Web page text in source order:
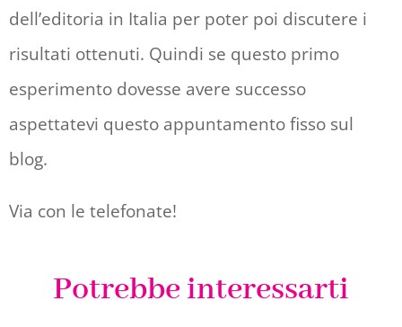
dell’editoria in Italia per poter poi discutere i
risultati ottenuti. Quindi se questo primo
esperimento dovesse avere successo
aspettatevi questo appuntamento fisso sul
blog.
Via con le telefonate!
Potrebbe interessarti